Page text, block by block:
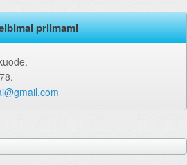
priimami